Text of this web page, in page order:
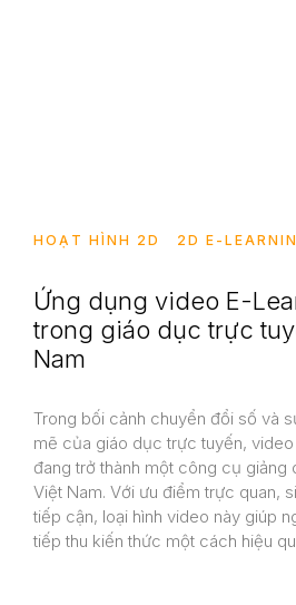
HOẠT HÌNH 2D 2D E-
Ứng dụng video E-
trong giáo dục trực
Nam
Trong bối cảnh chuyển đổi số và
mẽ của giáo dục trực tuyến, video
đang trở thành một công cụ giảng
Việt Nam. Với ưu điểm trực quan,
tiếp cận, loại hình video này giúp
tiếp thu kiến thức một cách hiệu